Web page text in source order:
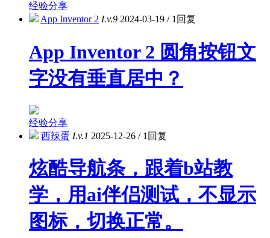
经验分享
App Inventor 2 Lv.9 2024-03-19 /1回复
App Inventor 2 圆角按钮文
字没有垂直居中？
经验分享
西辣蛋 Lv.1 2025-12-26 /1回复
炫酷导航条，跟着b站教
学，用ai伴侣测试，不显示
图标，切换正常。